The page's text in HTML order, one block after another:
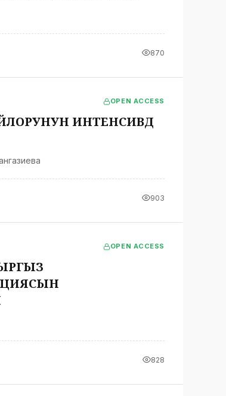
870
OPEN ACCESS
ИНТЕНСИВДҮҮ
903
OPEN ACCESS
828